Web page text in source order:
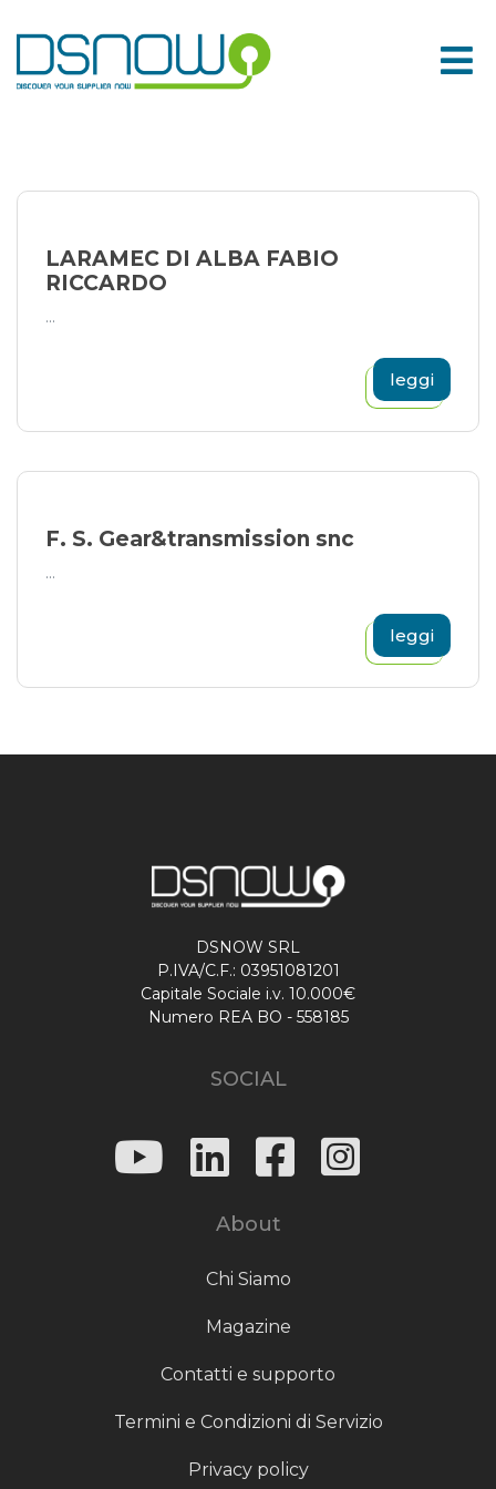
to
content
LARAMEC DI ALBA FABIO
RICCARDO
...
leggi
F. S. Gear&transmission snc
...
leggi
DSNOW SRL
P.IVA/C.F.: 03951081201
Capitale Sociale i.v. 10.000€
Numero REA BO - 558185
SOCIAL
About
Chi Siamo
Magazine
Contatti e supporto
Termini e Condizioni di Servizio
Privacy policy